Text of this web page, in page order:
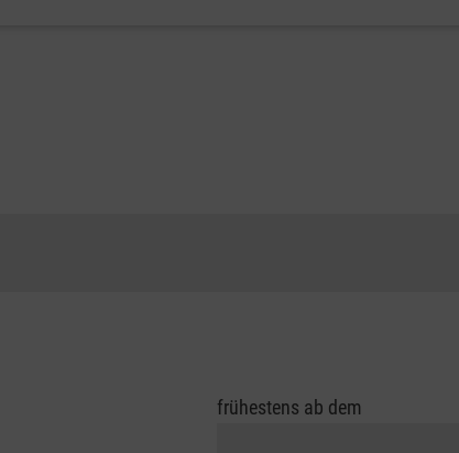
frühestens ab dem